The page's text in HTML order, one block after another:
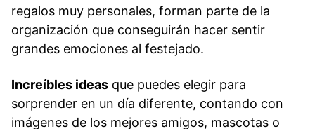
regalos muy personales, forman parte de la
organización que conseguirán hacer sentir
grandes emociones al festejado.
Increíbles ideas que puedes elegir para
sorprender en un día diferente, contando con
imágenes de los mejores amigos, mascotas o